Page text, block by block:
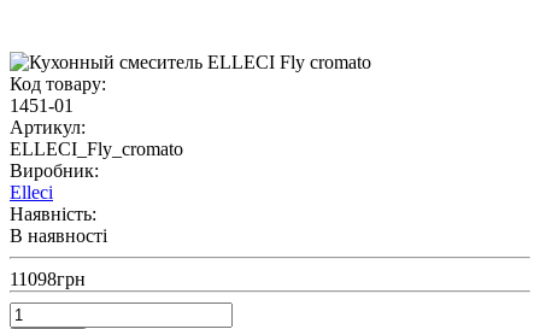
Код товару:
1451-01
Артикул:
ELLECI_Fly_cromato
Виробник:
Elleci
Наявність:
В наявності
11098грн